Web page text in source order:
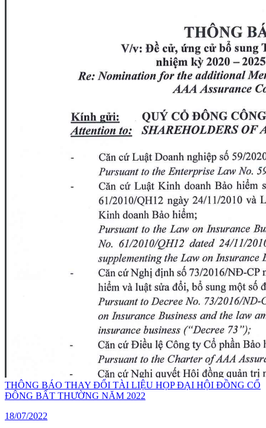
THÔNG BÁO THAY ĐỔI TÀI LIỆU HỌP ĐẠI HỘI ĐỒNG CỔ
ĐÔNG BẤT THƯỜNG NĂM 2022
18/07/2022